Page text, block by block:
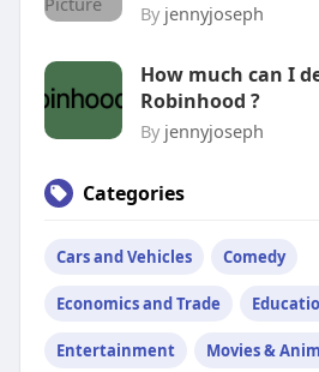
By jennyjoseph
How much can I
Robinhood ?
By jennyjoseph
Categories
Cars and Vehicles Comedy
Economics and Trade
Entertainment Movies &